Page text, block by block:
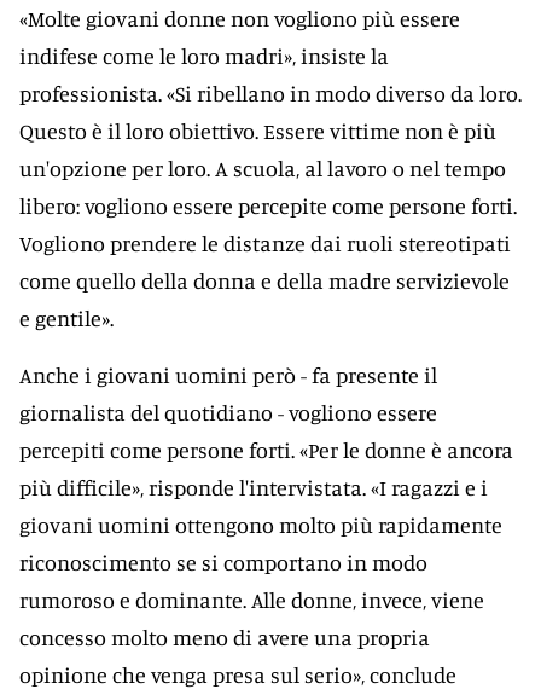
«Molte giovani donne non vogliono più essere
indifese come le loro madri», insiste la
professionista. «Si ribellano in modo diverso da loro.
Questo è il loro obiettivo. Essere vittime non è più
un'opzione per loro. A scuola, al lavoro o nel tempo
libero: vogliono essere percepite come persone forti.
Vogliono prendere le distanze dai ruoli stereotipati
come quello della donna e della madre servizievole
e gentile».
Anche i giovani uomini però - fa presente il
giornalista del quotidiano - vogliono essere
percepiti come persone forti. «Per le donne è ancora
più difficile», risponde l'intervistata. «I ragazzi e i
giovani uomini ottengono molto più rapidamente
riconoscimento se si comportano in modo
rumoroso e dominante. Alle donne, invece, viene
concesso molto meno di avere una propria
opinione che venga presa sul serio», conclude